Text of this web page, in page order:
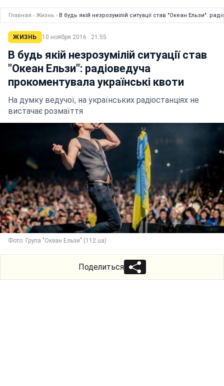
Главная › Жизнь › В будь якій незрозумілій ситуації став "Океан Ельзи":
ЖИЗНЬ 10 ноября 2016 · 21:55
В будь якій незрозумілій ситуації став
"Океан Ельзи": радіоведуча
прокоментувала українські квоти
На думку ведучої, на українських радіостанціях не
вистачає розмаїття
Фото: Група "Океан Ельзи" (112.ua)
Поделиться